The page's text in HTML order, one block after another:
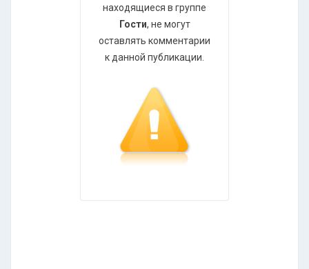
находящиеся в группе
Гости, не могут
оставлять комментарии
к данной публикации.